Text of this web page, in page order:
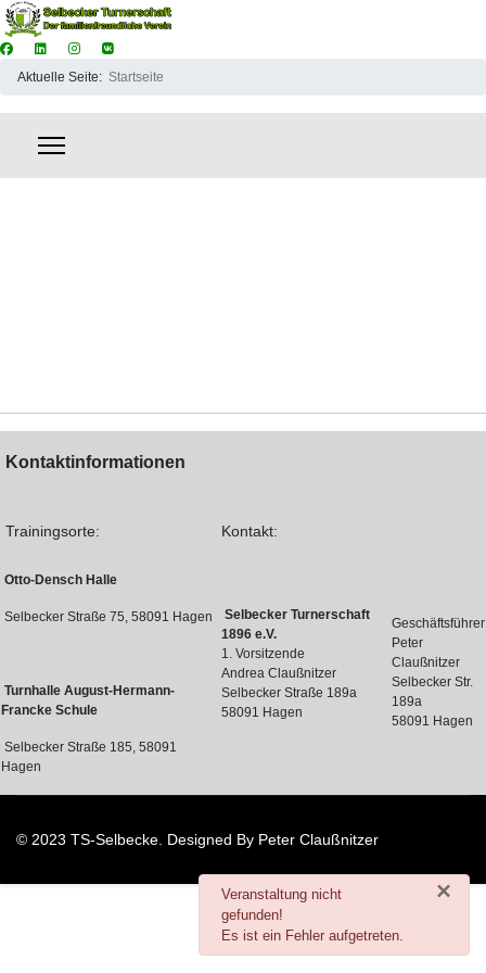
Aktuelle Seite: Startseite
×
danger
Veranstaltung nicht
gefunden!
Es ist ein Fehler aufgetreten.
Kontaktinformationen
Trainingsorte: Kontakt:
Otto-Densch Halle
Selbecker Straße 75, 58091 Hagen
Turnhalle August-Hermann-
Francke Schule
Selbecker Straße 185, 58091
Hagen
Selbecker Turnerschaft
1896 e.V.
1. Vorsitzende
Andrea Claußnitzer
Selbecker Straße 189a
58091 Hagen
Geschäftsführer
Peter
Claußnitzer
Selbecker Str.
189a
58091 Hagen
© 2023 TS-Selbecke. Designed By Peter Claußnitzer